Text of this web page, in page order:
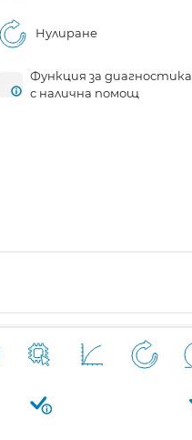
Нулиране
Функция за диагностика
с налична помощ